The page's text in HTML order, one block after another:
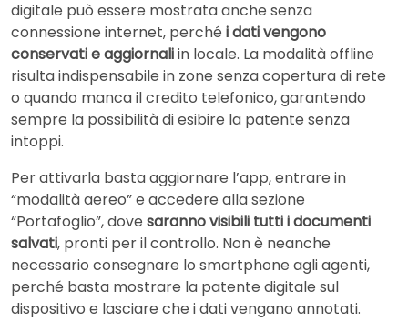
digitale può essere mostrata anche senza
connessione internet, perché i dati vengono
conservati e aggiornaliin locale. La modalità offline
risulta indispensabile in zone senza copertura di rete
o quando manca il credito telefonico, garantendo
sempre la possibilità di esibire la patente senza
intoppi.
Per attivarla basta aggiornare l’app, entrare in
“modalità aereo” e accedere alla sezione
“Portafoglio”, dove saranno visibili tutti i documenti
salvati, pronti per il controllo. Non è neanche
necessario consegnare lo smartphone agli agenti,
perché basta mostrare la patente digitale sul
dispositivo e lasciare che i dati vengano annotati.